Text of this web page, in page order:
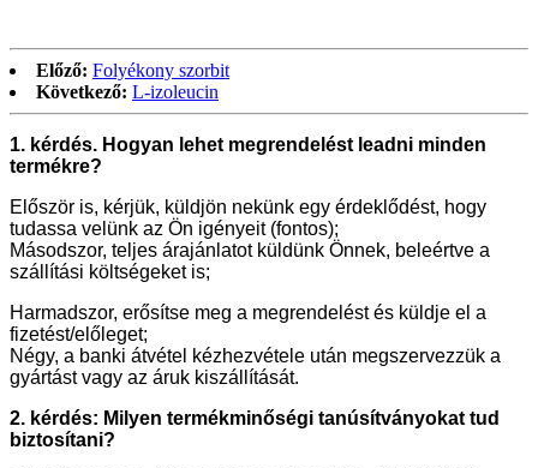
Előző: Folyékony szorbit
Következő: L-izoleucin
1. kérdés. Hogyan lehet megrendelést leadni minden
termékre?
Először is, kérjük, küldjön nekünk egy érdeklődést, hogy
tudassa velünk az Ön igényeit (fontos);
Másodszor, teljes árajánlatot küldünk Önnek, beleértve a
szállítási költségeket is;
Harmadszor, erősítse meg a megrendelést és küldje el a
fizetést/előleget;
Négy, a banki átvétel kézhezvétele után megszervezzük a
gyártást vagy az áruk kiszállítását.
2. kérdés: Milyen termékminőségi tanúsítványokat tud
biztosítani?